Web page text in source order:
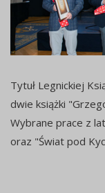
Tytuł Legnickiej
dwie książki
Wybrane prace z
oraz "Świat pod